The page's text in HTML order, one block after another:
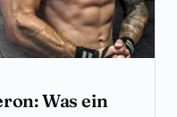
Was ein